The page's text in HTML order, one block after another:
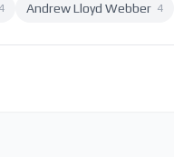
4 Andrew Lloyd Webber 4